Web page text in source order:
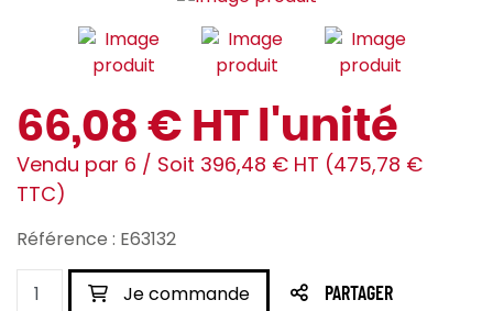
66,08 € HT l'unité
Vendu par 6 / Soit 396,48 € HT (475,78 €
TTC)
Référence : E63132
Je commande PARTAGER